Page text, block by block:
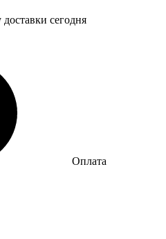
сегодня
Оплата